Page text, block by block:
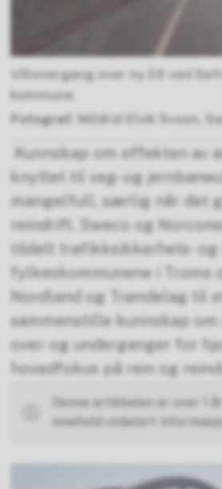
Viltovergang over ny E6 ved
kommune.
Mildrid Elvik Svoen,
Kunnskap om effekten av
knyttet til veg- og
mangelfull, særlig når det
reindrift. Sweco og
tildelt trafikksikkerhets-
fylkeskommunene i Troms
Nordland og Trøndelag til
sammenstille kunnskap
over- og underganger for
hovedfokus på rein og
Denne artikkelen er over 1
innehold utdatert